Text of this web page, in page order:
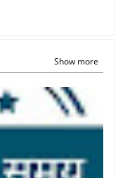
Show more